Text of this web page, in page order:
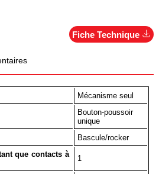
Fiche Technique
Mécanisme seul
Bouton-poussoir
unique
Bascule/rocker
que contacts à
1